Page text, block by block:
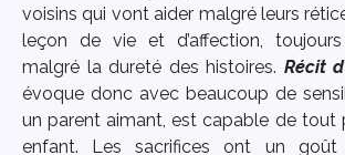
voisins qui vont aider malgré leurs
leçon de vie et d’affection,
malgré la dureté des histoires. Récit
évoque donc avec beaucoup de
un parent aimant, est capable de tout
enfant. Les sacrifices ont un goût